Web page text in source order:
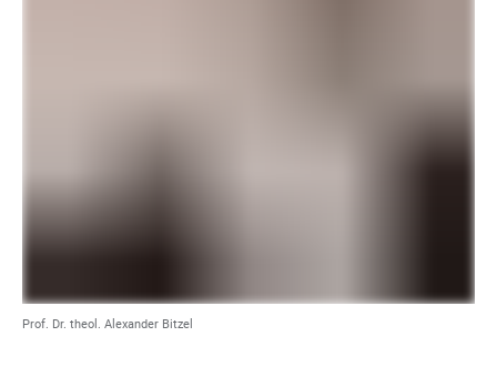
Prof. Dr. theol. Alexander Bitzel